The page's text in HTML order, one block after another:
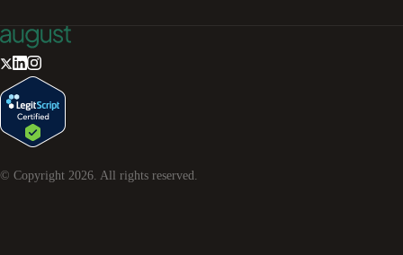
© Copyright 2026 . All rights reserved.